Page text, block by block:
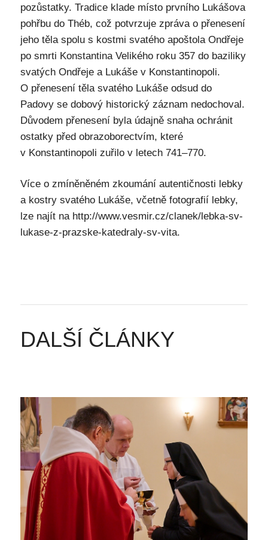
pozůstatky. Tradice klade místo prvního Lukášova
pohřbu do Théb, což potvrzuje zpráva o přenesení
jeho těla spolu s kostmi svatého apoštola Ondřeje
po smrti Konstantina Velikého roku 357 do baziliky
svatých Ondřeje a Lukáše v Konstantinopoli.
O přenesení těla svatého Lukáše odsud do
Padovy se dobový historický záznam nedochoval.
Důvodem přenesení byla údajně snaha ochránit
ostatky před obrazoborectvím, které
v Konstantinopoli zuřilo v letech 741–770.
Více o zmíněněném zkoumání autentičnosti lebky
a kostry svatého Lukáše, včetně fotografií lebky,
lze najít na http://www.vesmir.cz/clanek/lebka-sv-
lukase-z-prazske-katedraly-sv-vita.
DALŠÍ ČLÁNKY